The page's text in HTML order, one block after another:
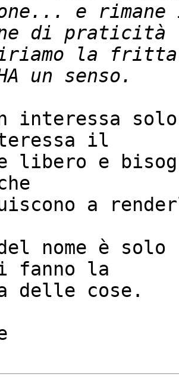
e
la
interessa
il
libero e
a
nome è
fanno la
delle cose.